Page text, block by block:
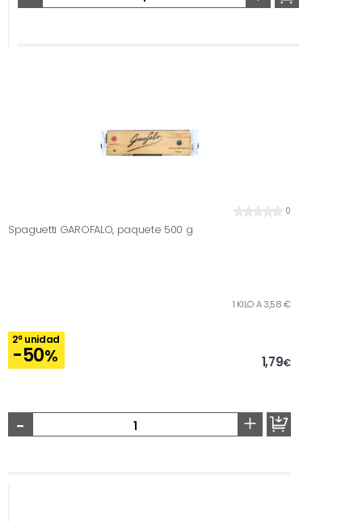
0
Spaguetti GAROFALO, paquete 500 g
1 KILO A 3,58 €
2ª unidad
-50% 1,79€
- +